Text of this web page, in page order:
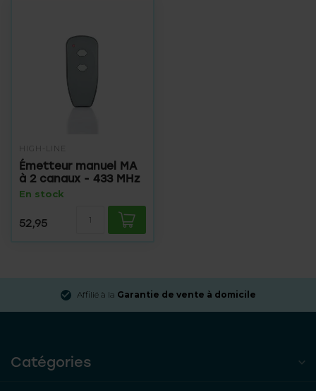
HIGH-LINE
Émetteur manuel MA
à 2 canaux - 433 MHz
En stock
52,95
Affilié à la Garantie de vente à domicile
Catégories